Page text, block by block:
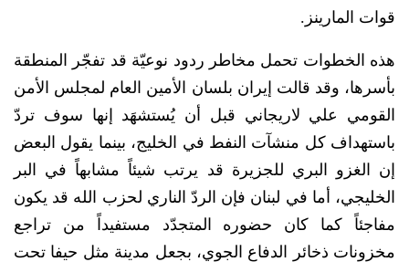
قوات المارينز.
هذه الخطوات تحمل مخاطر ردود نوعيّة قد تفجّر المنطقة
بأسرها، وقد قالت إيران بلسان الأمين العام لمجلس الأمن
القومي علي لاريجاني قبل أن يُستشهَد إنها سوف تردّ
باستهداف كل منشآت النفط في الخليج، بينما يقول البعض
إن الغزو البري للجزيرة قد يرتب شيئاً مشابهاً في البر
الخليجي، أما في لبنان فإن الردّ الناري لحزب الله قد يكون
مفاجئاً كما كان حضوره المتجدّد مستفيداً من تراجع
مخزونات ذخائر الدفاع الجوي، بجعل مدينة مثل حيفا تحت